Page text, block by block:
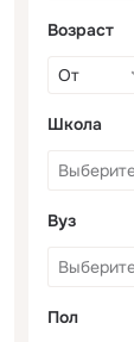
Возраст
Школа
Вуз
Пол